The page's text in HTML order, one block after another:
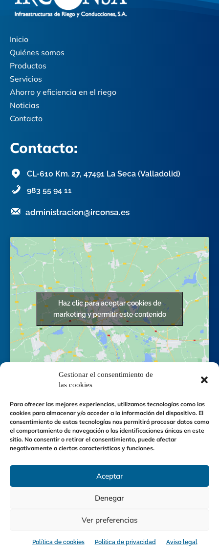
Gestionar el consentimiento de
las cookies
Para ofrecer las mejores experiencias, utilizamos tecnologías como las
cookies para almacenar y/o acceder a la información del dispositivo. El
consentimiento de estas tecnologías nos permitirá procesar datos como
el comportamiento de navegación o las identificaciones únicas en este
sitio. No consentir o retirar el consentimiento, puede afectar
negativamente a ciertas características y funciones.
Aceptar
Denegar
Ver preferencias
Política de cookies Política de privacidad Aviso legal
Inicio
Quiénes somos
Productos
Servicios
Ahorro y eficiencia en el riego
Noticias
Contacto
Contacto:
CL-610 Km. 27, 47491 La Seca (Valladolid)
983 55 94 11
administracion@irconsa.es
Haz clic para aceptar cookies de
marketing y permitir este contenido
Accesibilidad